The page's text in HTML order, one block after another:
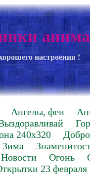
настроения !
Ангелы, феи
240х320
Зима
Новости Огонь
23 февраля